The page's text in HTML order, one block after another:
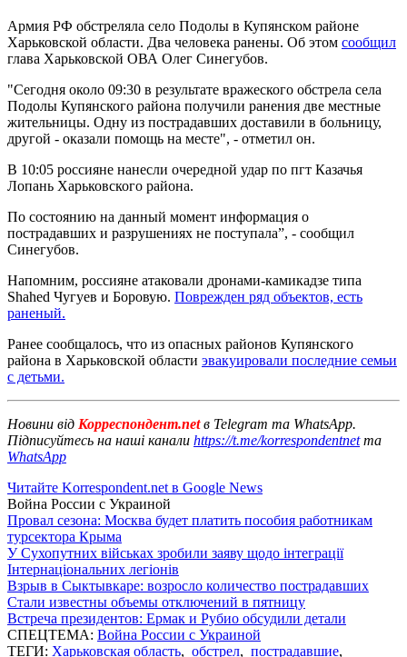
Армия РФ обстреляла село Подолы в Купянском районе
Харьковской области. Два человека ранены. Об этом сообщил
глава Харьковской ОВА Олег Синегубов.
"Сегодня около 09:30 в результате вражеского обстрела села
Подолы Купянского района получили ранения две местные
жительницы. Одну из пострадавших доставили в больницу,
другой - оказали помощь на месте", - отметил он.
В 10:05 россияне нанесли очередной удар по пгт Казачья
Лопань Харьковского района.
По состоянию на данный момент информация о
пострадавших и разрушениях не поступала”, - сообщил
Синегубов.
Напомним, россияне атаковали дронами-камикадзе типа
Shahed Чугуев и Боровую. Поврежден ряд объектов, есть
раненый.
Ранее сообщалось, что из опасных районов Купянского
района в Харьковской области эвакуировали последние семьи
с детьми.
Новини від Корреспондент.netв Telegram та WhatsApp.
Підписуйтесь на наші канали https://t.me/korrespondentnetта
WhatsApp
Читайте Korrespondent.net в Google News
Война России с Украиной
Провал сезона: Москва будет платить пособия работникам
турсектора Крыма
У Сухопутних військах зробили заяву щодо інтеграції
Інтернаціональних легіонів
Взрыв в Сыктывкаре: возросло количество пострадавших
Стали известны объемы отключений в пятницу
Встреча президентов: Ермак и Рубио обсудили детали
СПЕЦТЕМА: Война России с Украиной
ТЕГИ: Харьковская область, обстрел, пострадавшие,